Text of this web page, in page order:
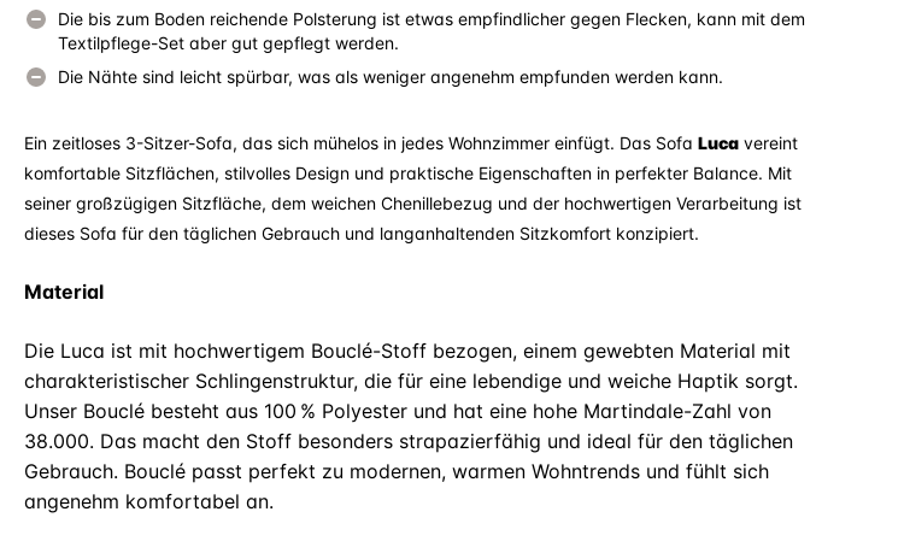
Die bis zum Boden reichende Polsterung ist etwas empfindlicher gegen Flecken, kann mit dem
Textilpflege-Set aber gut gepflegt werden.
Die Nähte sind leicht spürbar, was als weniger angenehm empfunden werden kann.
Ein zeitloses 3-Sitzer-Sofa, das sich mühelos in jedes Wohnzimmer einfügt. Das Sofa Luca vereint
komfortable Sitzflächen, stilvolles Design und praktische Eigenschaften in perfekter Balance. Mit
seiner großzügigen Sitzfläche, dem weichen Chenillebezug und der hochwertigen Verarbeitung ist
dieses Sofa für den täglichen Gebrauch und langanhaltenden Sitzkomfort konzipiert.
Material
Die Luca ist mit hochwertigem Bouclé-Stoff bezogen, einem gewebten Material mit
charakteristischer Schlingenstruktur, die für eine lebendige und weiche Haptik sorgt.
Unser Bouclé besteht aus 100 % Polyester und hat eine hohe Martindale-Zahl von
38.000. Das macht den Stoff besonders strapazierfähig und ideal für den täglichen
Gebrauch. Bouclé passt perfekt zu modernen, warmen Wohntrends und fühlt sich
angenehm komfortabel an.